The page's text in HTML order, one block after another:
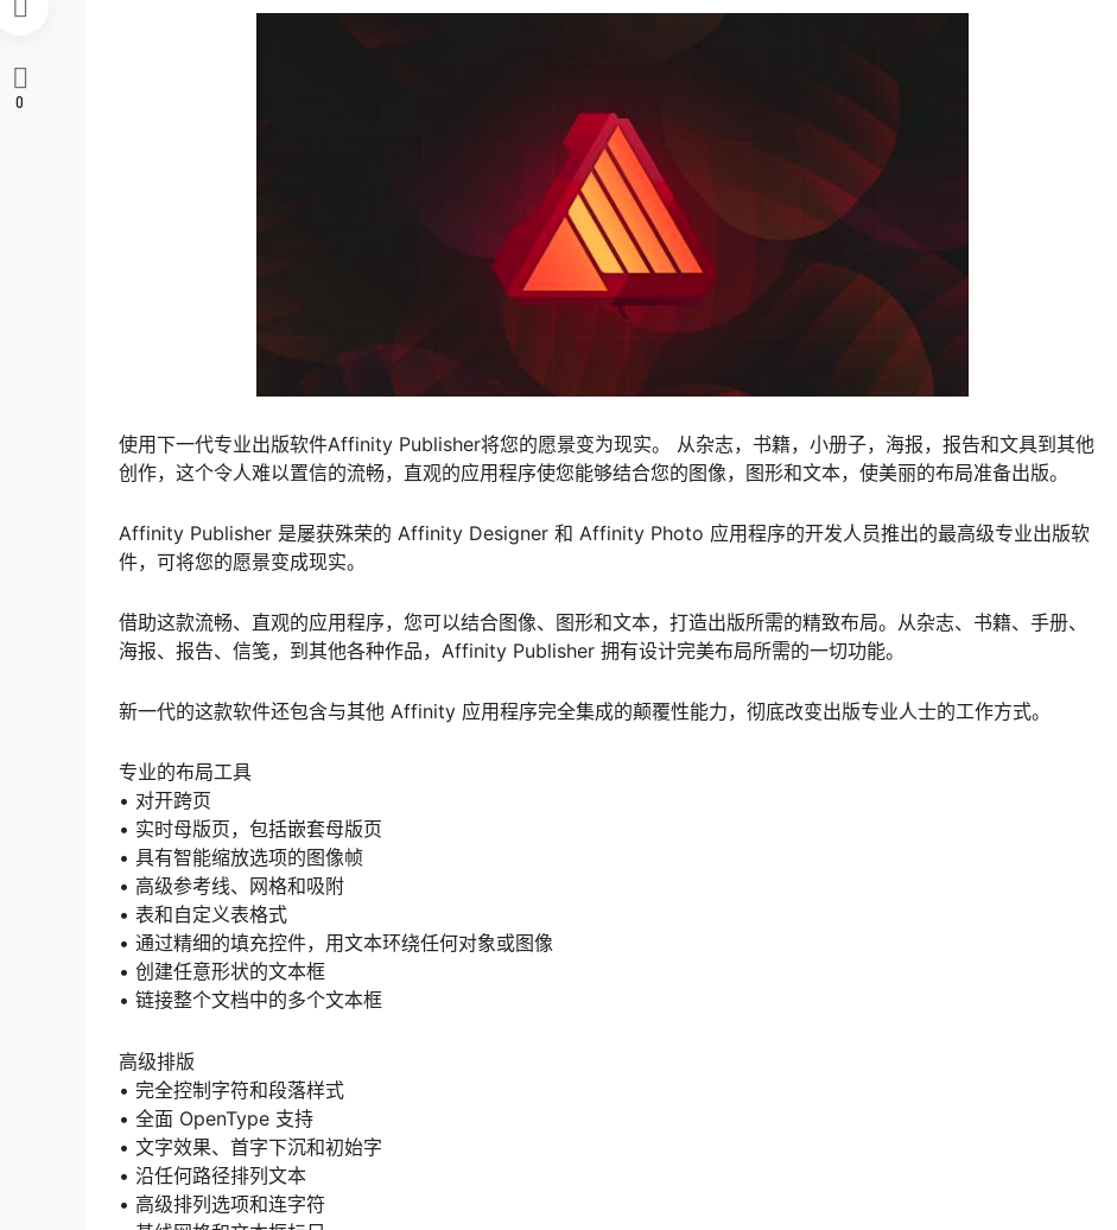
使用下一代专业出版软件Affinity Publisher将您的愿景变为现实。 从杂志，书籍，小册子，海报，报告和文具到其他
创作，这个令人难以置信的流畅，直观的应用程序使您能够结合您的图像，图形和文本，使美丽的布局准备出版。
Affinity Publisher 是屡获殊荣的 Affinity Designer 和 Affinity Photo 应用程序的开发人员推出的最高级专业出版软
件，可将您的愿景变成现实。
借助这款流畅、直观的应用程序，您可以结合图像、图形和文本，打造出版所需的精致布局。从杂志、书籍、手册、
海报、报告、信笺，到其他各种作品，Affinity Publisher 拥有设计完美布局所需的一切功能。
新一代的这款软件还包含与其他 Affinity 应用程序完全集成的颠覆性能力，彻底改变出版专业人士的工作方式。
专业的布局工具
• 对开跨页
• 实时母版页，包括嵌套母版页
• 具有智能缩放选项的图像帧
• 高级参考线、网格和吸附
• 表和自定义表格式
• 通过精细的填充控件，用文本环绕任何对象或图像
• 创建任意形状的文本框
• 链接整个文档中的多个文本框
高级排版
• 完全控制字符和段落样式
• 全面 OpenType 支持
• 文字效果、首字下沉和初始字
• 沿任何路径排列文本
• 高级排列选项和连字符
0